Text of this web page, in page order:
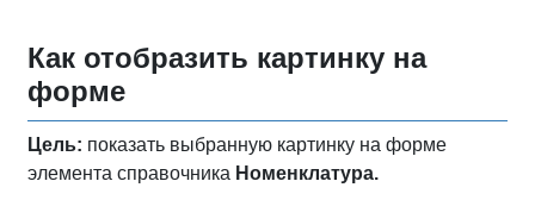
Как отобразить картинку на
форме
Цель: показать выбранную картинку на форме
элемента справочника Номенклатура.